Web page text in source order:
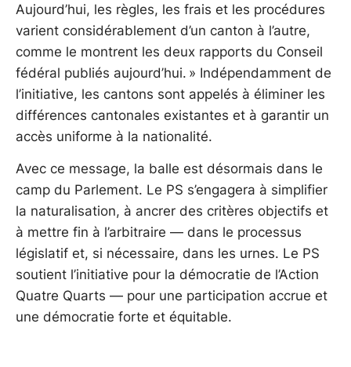
Aujourd’hui, les règles, les frais et les procédures
varient considérablement d’un canton à l’autre,
comme le montrent les deux rapports du Conseil
fédéral publiés aujourd’hui. » Indépendamment de
l’initiative, les cantons sont appelés à éliminer les
différences cantonales existantes et à garantir un
accès uniforme à la nationalité.
Avec ce message, la balle est désormais dans le
camp du Parlement. Le PS s’engagera à simplifier
la naturalisation, à ancrer des critères objectifs et
à mettre fin à l’arbitraire — dans le processus
législatif et, si nécessaire, dans les urnes. Le PS
soutient l’initiative pour la démocratie de l’Action
Quatre Quarts — pour une participation accrue et
une démocratie forte et équitable.